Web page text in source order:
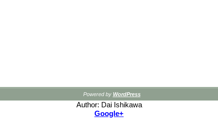
Powered by WordPress
Author: Dai Ishikawa
Google+